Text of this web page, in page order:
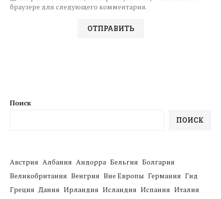
браузере для следующего комментария.
Поиск
ПОИСК
Австрия Албания Андорра Бельгия Болгария
Великобритания Венгрия Вне Европы Германия Гид
Греция Дания Ирландия Исландия Испания Италия